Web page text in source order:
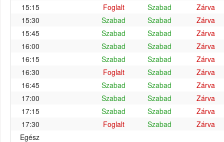
15:15
Foglalt Szabad
Zárva
15:30
Szabad Szabad
Zárva
15:45
Szabad Szabad
Zárva
16:00
Szabad Szabad
Zárva
16:15
Szabad Szabad
Zárva
16:30
Foglalt Szabad
Zárva
16:45
Szabad Szabad
Zárva
17:00
Szabad Szabad
Zárva
17:15
Szabad Szabad
Zárva
17:30
Foglalt Szabad
Zárva
Egész